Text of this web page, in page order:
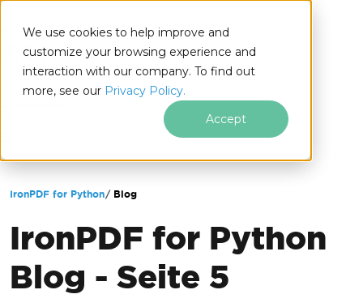
We use cookies to help improve and
customize your browsing experience and
interaction with our company. To find out
more, see our Privacy Policy.
Accept
Python
Zum Fußzeileninhalt springen
IronPDF for Python Blog
IronPDF for Python
Blog - Seite 5